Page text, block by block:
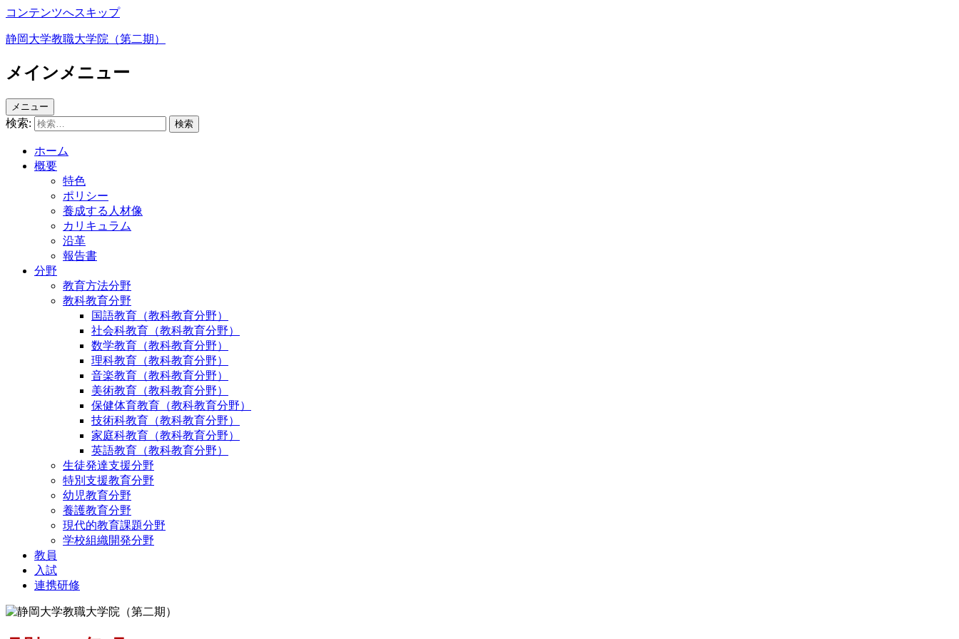
コンテンツへスキップ
静岡大学教職大学院（第二期）
メインメニュー
メニュー
検索:
ホーム
概要
特色
ポリシー
養成する人材像
カリキュラム
沿革
報告書
分野
教育方法分野
教科教育分野
国語教育（教科教育分野）
社会科教育（教科教育分野）
数学教育（教科教育分野）
理科教育（教科教育分野）
音楽教育（教科教育分野）
美術教育（教科教育分野）
保健体育教育（教科教育分野）
技術科教育（教科教育分野）
家庭科教育（教科教育分野）
英語教育（教科教育分野）
生徒発達支援分野
特別支援教育分野
幼児教育分野
養護教育分野
現代的教育課題分野
学校組織開発分野
教員
入試
連携研修